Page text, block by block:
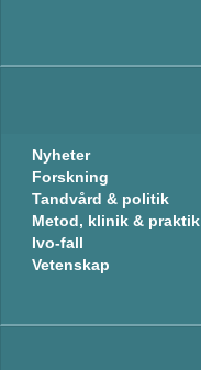
Nyheter
Forskning
Tandvård & politik
Metod, klinik & praktik
Ivo-fall
Vetenskap